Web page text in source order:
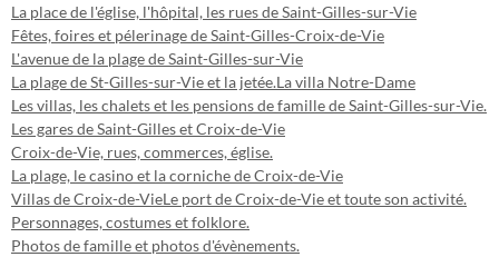
La place de l'église, l'hôpital, les rues de Saint-Gilles-sur-Vie
Fêtes, foires et pélerinage de Saint-Gilles-Croix-de-Vie
L'avenue de la plage de Saint-Gilles-sur-Vie
La plage de St-Gilles-sur-Vie et la jetée.La villa Notre-Dame
Les villas, les chalets et les pensions de famille de Saint-Gilles-sur-Vie.
Les gares de Saint-Gilles et Croix-de-Vie
Croix-de-Vie, rues, commerces, église.
La plage, le casino et la corniche de Croix-de-Vie
Villas de Croix-de-VieLe port de Croix-de-Vie et toute son activité.
Personnages, costumes et folklore.
Photos de famille et photos d'évènements.